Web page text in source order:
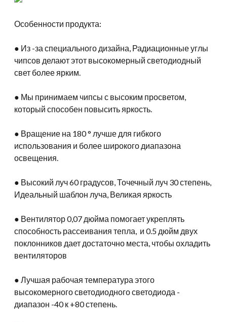
Особенности продукта:
● Из -за специального дизайна, Радиационные углы
чипсов делают этот высокомерный светодиодный
свет более ярким.
● Мы принимаем чипсы с высоким просветом,
который способен повысить яркость.
● Вращение на 180 ° лучше для гибкого
использования и более широкого диапазона
освещения.
● Высокий луч 60 градусов, Точечный луч 30 степень,
Идеальный шаблон луча, Великая яркость
● Вентилятор 0,07 дюйма помогает укреплять
способность рассеивания тепла, и 0.5 дюйм двух
поклонников дает достаточно места, чтобы охладить
вентиляторов
● Лучшая рабочая температура этого
высокомерного светодиодного светодиода -
диапазон -40 к +80 степень.